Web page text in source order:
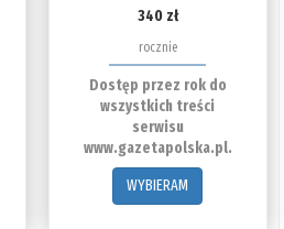
340 zł
rocznie
Dostęp przez rok do
wszystkich treści
serwisu
www.gazetapolska.pl.
WYBIERAM